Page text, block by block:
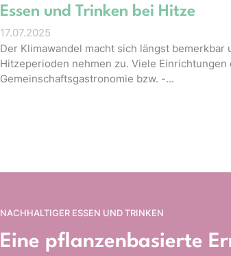
Essen und Trinken bei Hitze
17.07.2025
Der Klimawandel macht sich längst bemerkbar
Hitzeperioden nehmen zu. Viele Einrichtungen
Gemeinschaftsgastronomie bzw. -…
NACHHALTIGER ESSEN UND TRINKEN
Eine pflanzenbasierte